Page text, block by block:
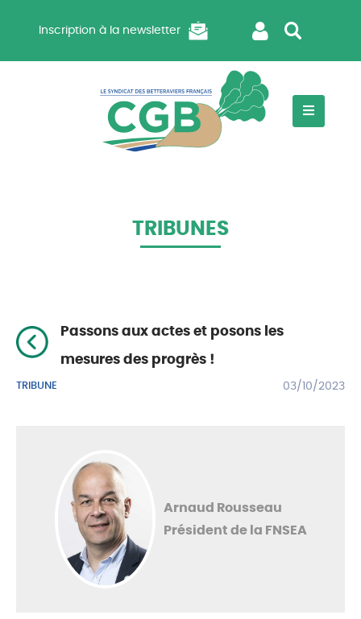
Inscription à la newsletter
TRIBUNES
Passons aux actes et posons les
mesures des progrès !
TRIBUNE 03/10/2023
Arnaud Rousseau
Président de la FNSEA